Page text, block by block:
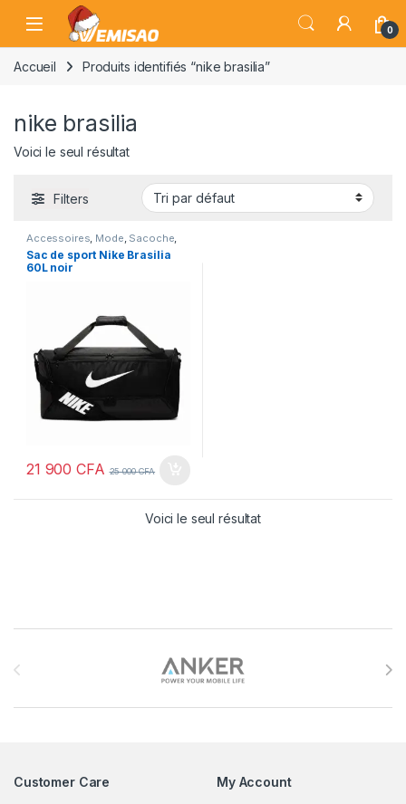
Skip to navigation
Skip to content
Open 0
Accueil Produits identifiés “nike brasilia”
nike brasilia
Voici le seul résultat
Filters
Accessoires Mode Sacoche
Sac de sport Nike Brasilia
60L noir
21 900CFA 25 000CFA
Voici le seul résultat
Customer Care
My Account